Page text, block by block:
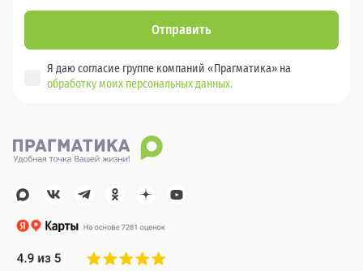
Отправить
Я даю согласие группе компаний «Прагматика» на
обработку моих персональных данных.